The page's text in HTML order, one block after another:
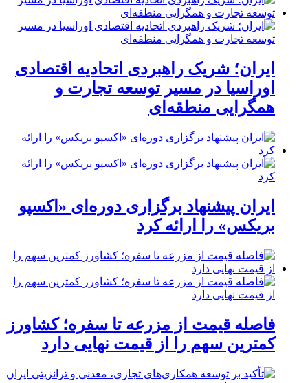
ایران؛ شریک راهبردی اتحادیه اقتصادی
اوراسیا در مسیر توسعه تجارت و
همگرایی منطقه‌ای
ایران پیشنهاد برگزاری دوره‌ای «اکسپو
بریکس» را ارائه کرد
فاصله قیمت از مزرعه تا سفره؛ کشاورز
کمترین سهم را از قیمت نهایی دارد